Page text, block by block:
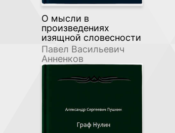
О мысли в
произведениях
изящной словесности
Павел Васильевич
Анненков